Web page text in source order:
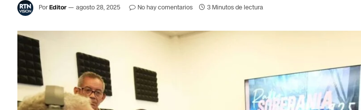
PorEditor agosto 28, 2025 No hay comentarios 3 Minutos de lectura